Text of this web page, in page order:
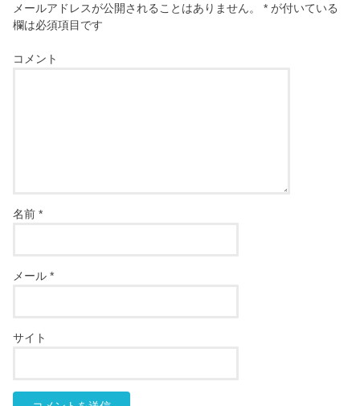
メールアドレスが公開されることはありません。 * が付いている
欄は必須項目です
コメント
名前*
メール*
サイト